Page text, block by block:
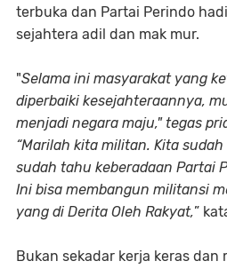
terbuka dan Partai Perindo
sejahtera adil dan mak mur.
"Selama ini masyarakat yang
diperbaiki kesejahteraannya,
menjadi negara maju," tegas
“Marilah kita militan. Kita
sudah tahu keberadaan Partai
Ini bisa membangun militansi
yang di Derita Oleh Rakyat,”
Bukan sekadar kerja keras